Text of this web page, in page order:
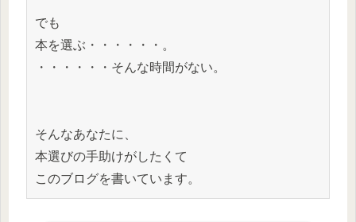
でも
本を選ぶ・・・・・・。
・・・・・・そんな時間がない。
そんなあなたに、
本選びの手助けがしたくて
このブログを書いています。